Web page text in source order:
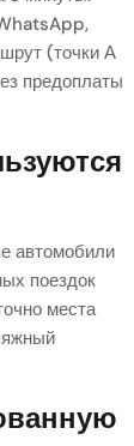
(точки А
предоплаты
автомобили
поездок
места